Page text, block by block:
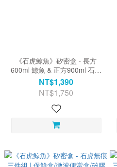
《石虎鯨魚》矽密盒 - 長方
600ml 鯨魚 & 正方900ml 石虎
_撞色款 | 保鮮盒/微波便當盒/
矽膠餐盒
NT$1,390
NT$1,750